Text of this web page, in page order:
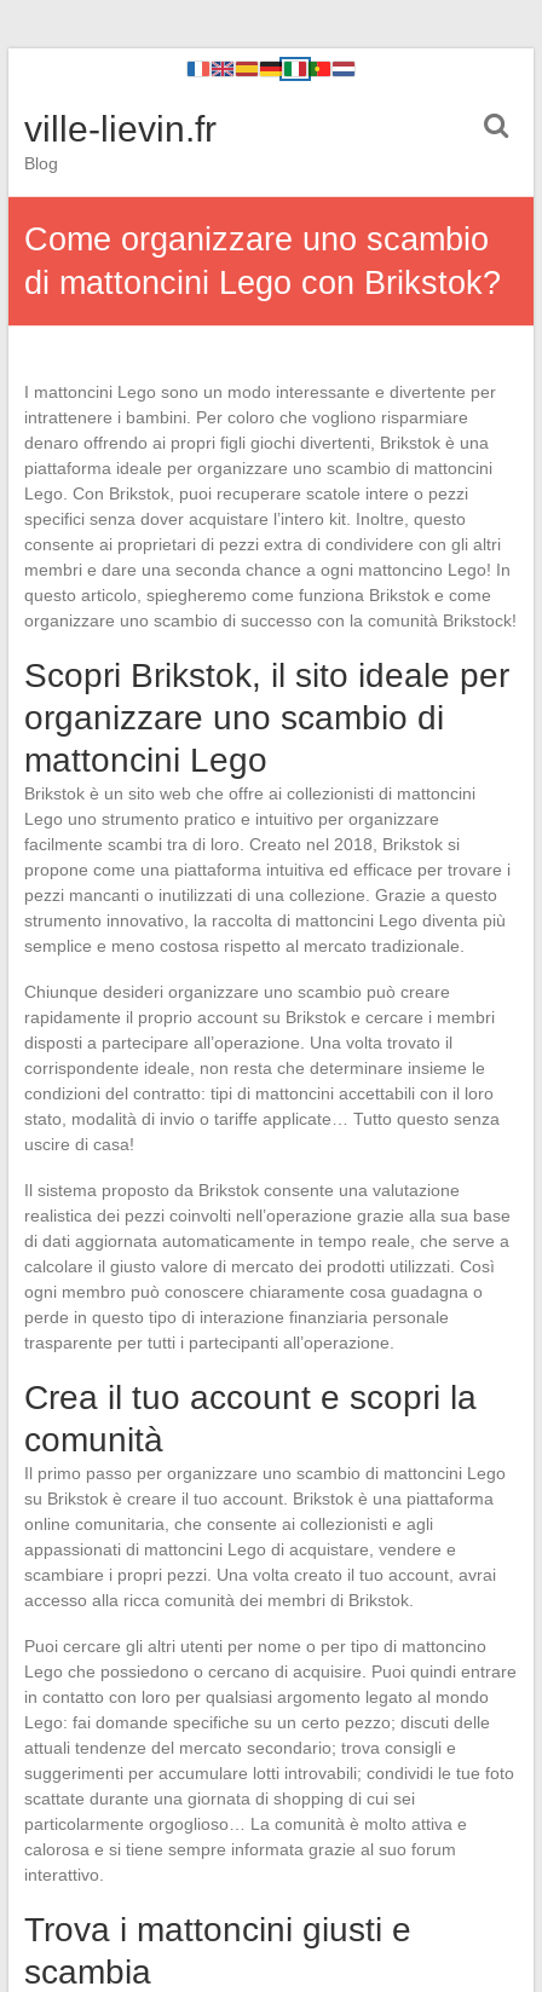
ville-lievin.fr
Blog
Come organizzare uno scambio
di mattoncini Lego con Brikstok?
I mattoncini Lego sono un modo interessante e divertente per
intrattenere i bambini. Per coloro che vogliono risparmiare
denaro offrendo ai propri figli giochi divertenti, Brikstok è una
piattaforma ideale per organizzare uno scambio di mattoncini
Lego. Con Brikstok, puoi recuperare scatole intere o pezzi
specifici senza dover acquistare l’intero kit. Inoltre, questo
consente ai proprietari di pezzi extra di condividere con gli altri
membri e dare una seconda chance a ogni mattoncino Lego! In
questo articolo, spiegheremo come funziona Brikstok e come
organizzare uno scambio di successo con la comunità Brikstock!
Scopri Brikstok, il sito ideale per
organizzare uno scambio di
mattoncini Lego
Brikstok è un sito web che offre ai collezionisti di mattoncini
Lego uno strumento pratico e intuitivo per organizzare
facilmente scambi tra di loro. Creato nel 2018, Brikstok si
propone come una piattaforma intuitiva ed efficace per trovare i
pezzi mancanti o inutilizzati di una collezione. Grazie a questo
strumento innovativo, la raccolta di mattoncini Lego diventa più
semplice e meno costosa rispetto al mercato tradizionale.
Chiunque desideri organizzare uno scambio può creare
rapidamente il proprio account su Brikstok e cercare i membri
disposti a partecipare all’operazione. Una volta trovato il
corrispondente ideale, non resta che determinare insieme le
condizioni del contratto: tipi di mattoncini accettabili con il loro
stato, modalità di invio o tariffe applicate… Tutto questo senza
uscire di casa!
Il sistema proposto da Brikstok consente una valutazione
realistica dei pezzi coinvolti nell’operazione grazie alla sua base
di dati aggiornata automaticamente in tempo reale, che serve a
calcolare il giusto valore di mercato dei prodotti utilizzati. Così
ogni membro può conoscere chiaramente cosa guadagna o
perde in questo tipo di interazione finanziaria personale
trasparente per tutti i partecipanti all’operazione.
Crea il tuo account e scopri la
comunità
Il primo passo per organizzare uno scambio di mattoncini Lego
su Brikstok è creare il tuo account. Brikstok è una piattaforma
online comunitaria, che consente ai collezionisti e agli
appassionati di mattoncini Lego di acquistare, vendere e
scambiare i propri pezzi. Una volta creato il tuo account, avrai
accesso alla ricca comunità dei membri di Brikstok.
Puoi cercare gli altri utenti per nome o per tipo di mattoncino
Lego che possiedono o cercano di acquisire. Puoi quindi entrare
in contatto con loro per qualsiasi argomento legato al mondo
Lego: fai domande specifiche su un certo pezzo; discuti delle
attuali tendenze del mercato secondario; trova consigli e
suggerimenti per accumulare lotti introvabili; condividi le tue foto
scattate durante una giornata di shopping di cui sei
particolarmente orgoglioso… La comunità è molto attiva e
calorosa e si tiene sempre informata grazie al suo forum
interattivo.
Trova i mattoncini giusti e
scambia